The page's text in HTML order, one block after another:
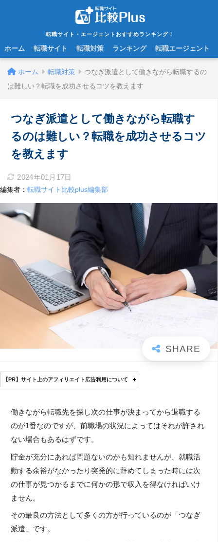
転職サイト・エージェントおすすめランキング！
ホーム 転職サイト 転職対策 ランキング 転職エージェント
ホーム 転職対策
つなぎ派遣として働きながら転職するの
は難しい？転職を成功させるコツを教えます
つなぎ派遣として働きながら転職す
るのは難しい？転職を成功させるコツ
を教えます
2024年01月17日
編集者： 転職サイト比較plus編集部
【PR】サイト上のアフィリエイト広告利用について
働きながら転職先を探し次の仕事が決まってから退職する
のが1番なのですが、前職場の状況によってはそれが許され
ない場合もあるはずです。
貯金が充分にあれば問題ないのかも知れませんが、就職活
動する余裕がなかったり突発的に辞めてしまった時には次
の仕事が見つかるまでに何かの形で収入を得なければいけ
ません。
その最良の方法として多くの方が行っているのが「つなぎ
派遣」です。